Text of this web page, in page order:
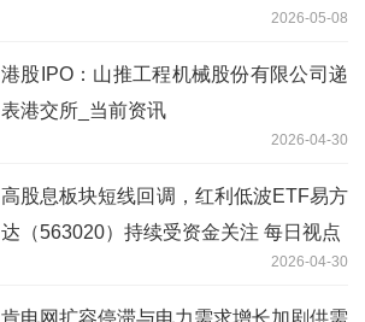
2026-05-08
港股IPO：山推工程机械股份有限公司递
表港交所_当前资讯
2026-04-30
高股息板块短线回调，红利低波ETF易方
达（563020）持续受资金关注 每日视点
2026-04-30
肯电网扩容停滞与电力需求增长加剧供需